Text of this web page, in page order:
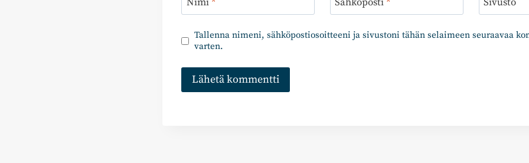
Tallenna nimeni, sähköpostiosoitteeni ja sivustoni tähän selaimeen seuraavaa
varten.